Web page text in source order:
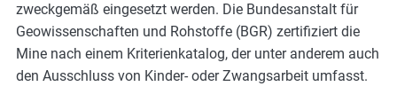
zweckgemäß eingesetzt werden. Die Bundesanstalt für
Geowissenschaften und Rohstoffe (BGR) zertifiziert die
Mine nach einem Kriterienkatalog, der unter anderem auch
den Ausschluss von Kinder- oder Zwangsarbeit umfasst.